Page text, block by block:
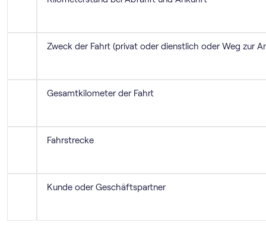
Zweck der Fahrt (privat oder dienstlich oder Weg zur
Gesamtkilometer der Fahrt
Fahrstrecke
Kunde oder Geschäftspartner